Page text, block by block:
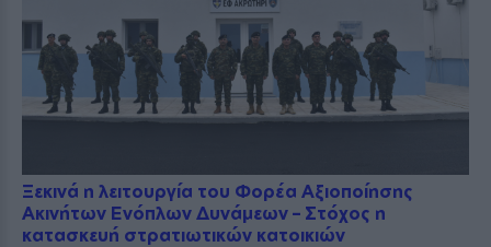
Ξεκινά η λειτουργία του Φορέα Αξιοποίησης
Ακινήτων Ενόπλων Δυνάμεων – Στόχος η
κατασκευή στρατιωτικών κατοικιών